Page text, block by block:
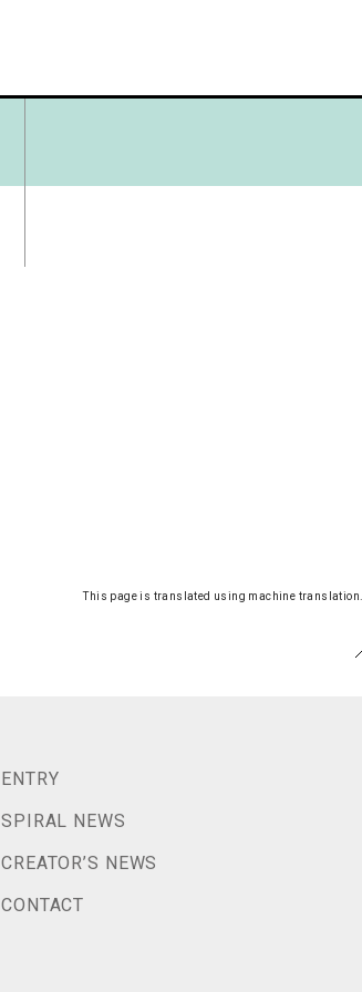
This page is translated using machine translation.
ENTRY
SPIRAL NEWS
CREATOR’S NEWS
CONTACT